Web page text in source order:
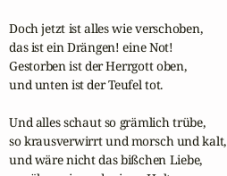
Doch jetzt ist alles wie verschoben,
das ist ein Drängen! eine Not!
Gestorben ist der Herrgott oben,
und unten ist der Teufel tot.
Und alles schaut so grämlich trübe,
so krausverwirrt und morsch und kalt,
und wäre nicht das bißchen Liebe,